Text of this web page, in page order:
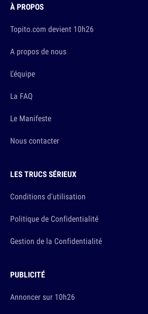
À PROPOS
Topito.com devient 10h26
A propos de nous
L'équipe
La FAQ
Le Manifeste
Nous contacter
LES TRUCS SÉRIEUX
Conditions d'utilisation
Politique de Confidentialité
Gestion de la Confidentialité
PUBLICITÉ
Annoncer sur 10h26